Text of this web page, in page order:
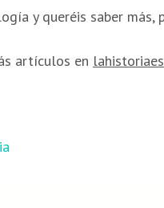
y queréis saber más,
artículos en